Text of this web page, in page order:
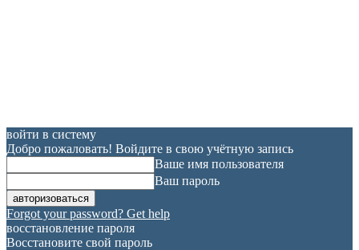
войти в систему
Добро пожаловать! Войдите в свою учётную запись
Ваше имя пользователя
Ваш пароль
Forgot your password? Get help
восстановление пароля
Восстановите свой пароль